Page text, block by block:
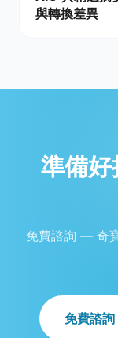
與轉換差異
準備好
免費諮詢 — 奇
免費諮